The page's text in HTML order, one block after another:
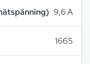
9,6 A
1665